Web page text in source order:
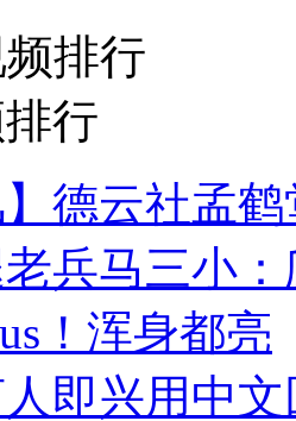
排行
行
】德云社孟
兵马三小
！浑身都亮
即兴用中